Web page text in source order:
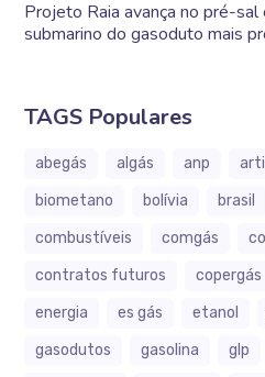
Projeto Raia avança no pré-
submarino do gasoduto mais
TAGS Populares
abegás algás anp
biometano
bolívia brasil
combustíveis
comgás
contratos futuros
copergás
energia
es gás etanol
gasodutos
gasolina glp